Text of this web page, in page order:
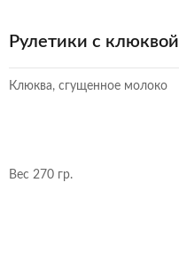
Рулетики с клюквой
Клюква, сгущенное молоко
Вес 270 гр.